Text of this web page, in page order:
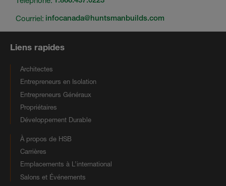
Courriel: infocanada@huntsmanbuilds.com
Liens rapides
Architectes
Entrepreneurs en Isolation
Entrepreneurs Généraux
Propriétaires
Développement Durable
À propos de HSB
Carrières
Emplacements à L’international
Salons et Événements